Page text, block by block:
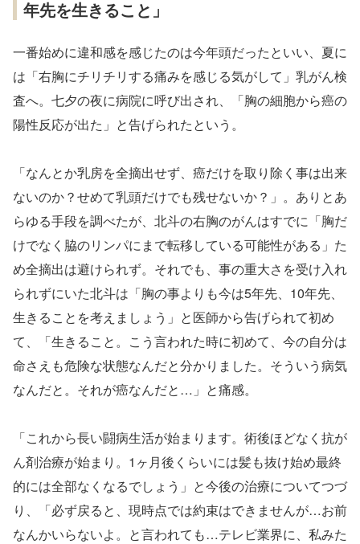
年先を生きること」
一番始めに違和感を感じたのは今年頭だったといい、夏に
は「右胸にチリチリする痛みを感じる気がして」乳がん検
査へ。七夕の夜に病院に呼び出され、「胸の細胞から癌の
陽性反応が出た」と告げられたという。
「なんとか乳房を全摘出せず、癌だけを取り除く事は出来
ないのか？せめて乳頭だけでも残せないか？」。ありとあ
らゆる手段を調べたが、北斗の右胸のがんはすでに「胸だ
けでなく脇のリンパにまで転移している可能性がある」た
め全摘出は避けられず。それでも、事の重大さを受け入れ
られずにいた北斗は「胸の事よりも今は5年先、10年先、
生きることを考えましょう」と医師から告げられて初め
て、「生きること。こう言われた時に初めて、今の自分は
命さえも危険な状態なんだと分かりました。そういう病気
なんだと。それが癌なんだと…」と痛感。
「これから長い闘病生活が始まります。術後ほどなく抗が
ん剤治療が始まり。1ヶ月後くらいには髪も抜け始め最終
的には全部なくなるでしょう」と今後の治療についてつづ
り、「必ず戻ると、現時点では約束はできませんが…お前
なんかいらないよ。と言われても…テレビ業界に、私みた